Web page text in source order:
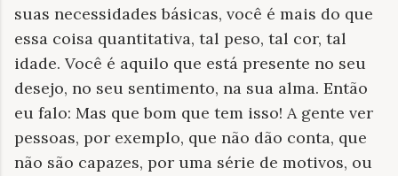
suas necessidades básicas, você é mais do que
essa coisa quantitativa, tal peso, tal cor, tal
idade. Você é aquilo que está presente no seu
desejo, no seu sentimento, na sua alma. Então
eu falo: Mas que bom que tem isso! A gente ver
pessoas, por exemplo, que não dão conta, que
não são capazes, por uma série de motivos, ou